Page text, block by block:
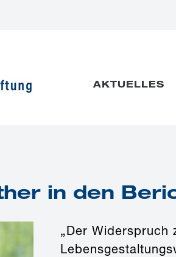
AKTUELLES
in den
„Der Widerspruch